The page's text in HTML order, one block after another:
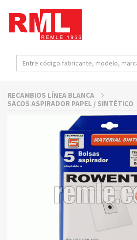
RECAMBIOS LÍNEA BLANCA
SACOS ASPIRADOR PAPEL / SINTÉTICO